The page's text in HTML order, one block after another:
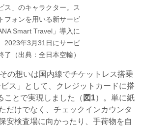
ス」のキャラクター。ス
フォンを用いる新サービ
Smart Travel」導入に
2023年3月31日にサービ
了（出典：全日本空輸）
の想いは国内線でチケットレス搭乗
ス」として、クレジットカードに搭
ことで実現しました（ 図1）。単に紙
だけでなく、チェックインカウンタ
安検査場に向かったり、手荷物を自